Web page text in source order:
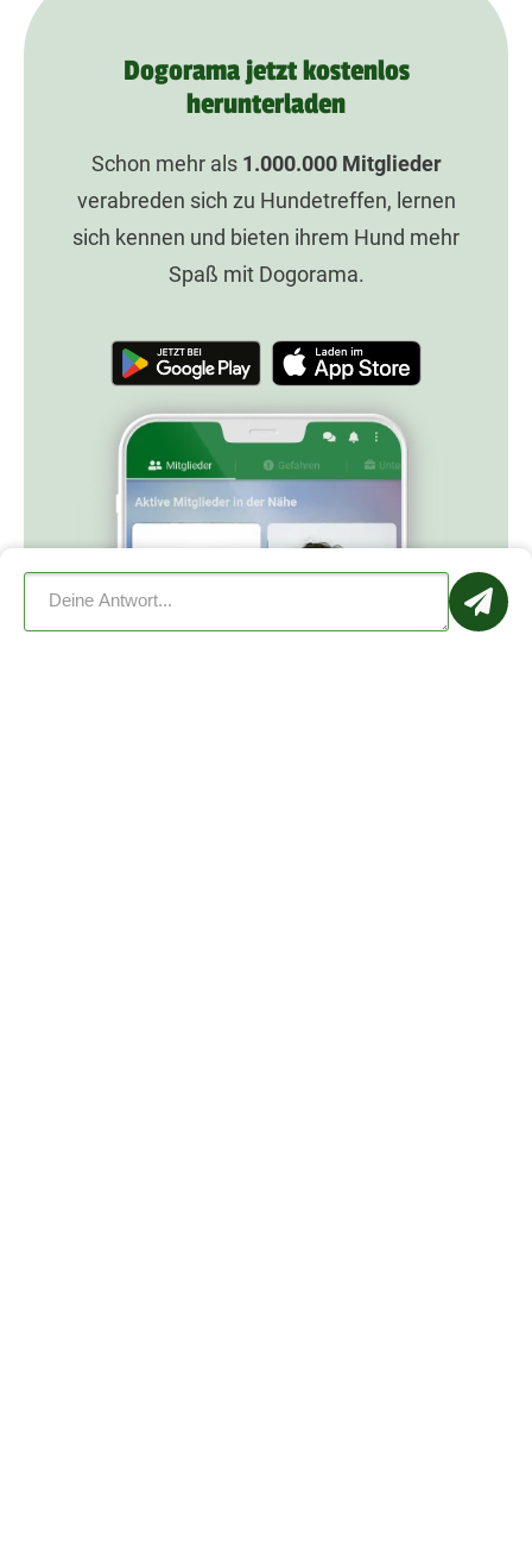
Dogorama jetzt kostenlos
herunterladen
Schon mehr als 1.000.000Mitglieder
verabreden sich zu Hundetreffen, lernen
sich kennen und bieten ihrem Hund mehr
Spaß mit Dogorama.